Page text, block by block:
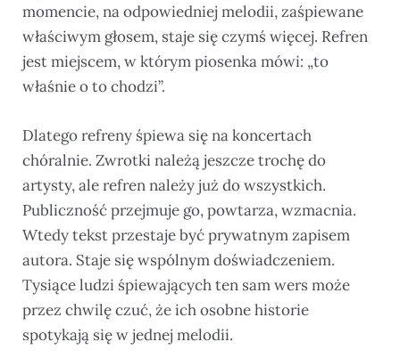
momencie, na odpowiedniej melodii, zaśpiewane
właściwym głosem, staje się czymś więcej. Refren
jest miejscem, w którym piosenka mówi: „to
właśnie o to chodzi”.
Dlatego refreny śpiewa się na koncertach
chóralnie. Zwrotki należą jeszcze trochę do
artysty, ale refren należy już do wszystkich.
Publiczność przejmuje go, powtarza, wzmacnia.
Wtedy tekst przestaje być prywatnym zapisem
autora. Staje się wspólnym doświadczeniem.
Tysiące ludzi śpiewających ten sam wers może
przez chwilę czuć, że ich osobne historie
spotykają się w jednej melodii.